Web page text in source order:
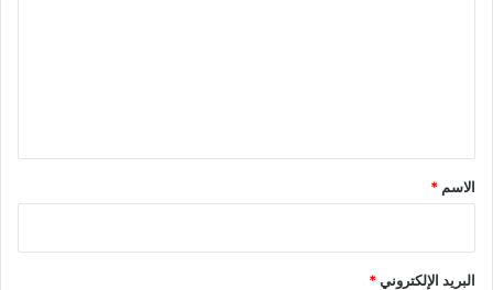
*
الاسم *
البريد الإلكتروني*